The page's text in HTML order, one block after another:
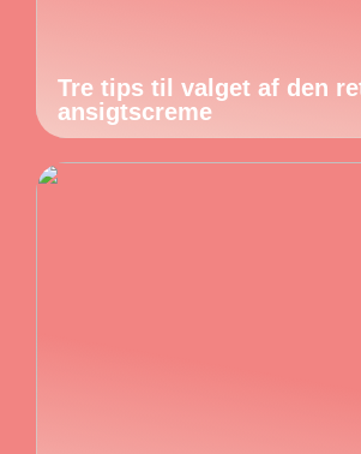
Tre tips til valget af den
ansigtscreme